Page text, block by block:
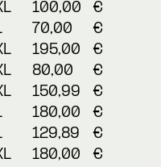
100,00
€
70,00
€
195,00
€
80,00
€
150,99
€
180,00
€
129,89
€
180,00
€